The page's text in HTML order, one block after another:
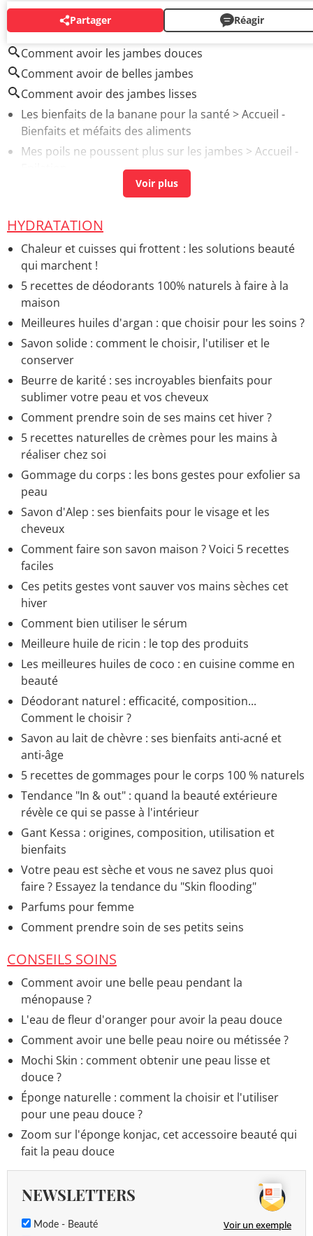
Partager Réagir
AUTOUR DU MÊME SUJET
Comment avoir les jambes douces
Comment avoir de belles jambes
Comment avoir des jambes lisses
Les bienfaits de la banane pour la santé> Accueil -
Bienfaits et méfaits des aliments
Mes poils ne poussent plus sur les jambes > Accueil -
> Accueil - Symptômes et
Quels sont les bienfaits des patates douces ?
- Bienfaits et méfaits des aliments
12 astuces pour avoir de belles jambes
HYDRATATION
Chaleur et cuisses qui frottent : les solutions beauté
qui marchent !
5 recettes de déodorants 100% naturels à faire à la
maison
Meilleures huiles d'argan : que choisir pour les soins ?
Savon solide : comment le choisir, l'utiliser et le
conserver
Beurre de karité : ses incroyables bienfaits pour
sublimer votre peau et vos cheveux
Comment prendre soin de ses mains cet hiver ?
5 recettes naturelles de crèmes pour les mains à
réaliser chez soi
Gommage du corps : les bons gestes pour exfolier sa
peau
Savon d'Alep : ses bienfaits pour le visage et les
cheveux
Comment faire son savon maison ? Voici 5 recettes
faciles
Ces petits gestes vont sauver vos mains sèches cet
hiver
Comment bien utiliser le sérum
Meilleure huile de ricin : le top des produits
Les meilleures huiles de coco : en cuisine comme en
beauté
Déodorant naturel : efficacité, composition...
Comment le choisir ?
Savon au lait de chèvre : ses bienfaits anti-acné et
anti-âge
5 recettes de gommages pour le corps 100 % naturels
Tendance "In & out" : quand la beauté extérieure
révèle ce qui se passe à l'intérieur
Gant Kessa : origines, composition, utilisation et
bienfaits
Votre peau est sèche et vous ne savez plus quoi
faire ? Essayez la tendance du "Skin flooding"
Parfums pour femme
Comment prendre soin de ses petits seins
CONSEILS SOINS
Comment avoir une belle peau pendant la
ménopause ?
L'eau de fleur d'oranger pour avoir la peau douce
Comment avoir une belle peau noire ou métissée ?
Mochi Skin : comment obtenir une peau lisse et
douce ?
Éponge naturelle : comment la choisir et l'utiliser
pour une peau douce ?
Zoom sur l'éponge konjac, cet accessoire beauté qui
fait la peau douce
NEWSLETTERS
Mode - Beauté Voir un exemple